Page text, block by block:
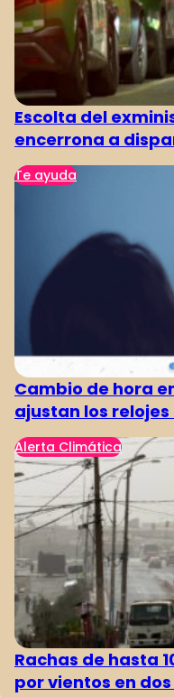
Escolta del
encerrona a
Te ayuda
Cambio de hora
ajustan los
Alerta Climática
Rachas de hasta
por vientos en